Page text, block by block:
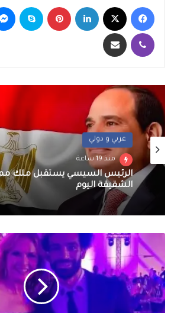
فيسبوك لينكدإن بينتيريست
ڤايبر مشاركة عبر البريد
عربي و دولي
منذ 19 ساعة
الرئيس السيسي يستقبل ملك
الشقيقة اليوم
تشيد
بأخلاق
وطيبة
قلب
محمد